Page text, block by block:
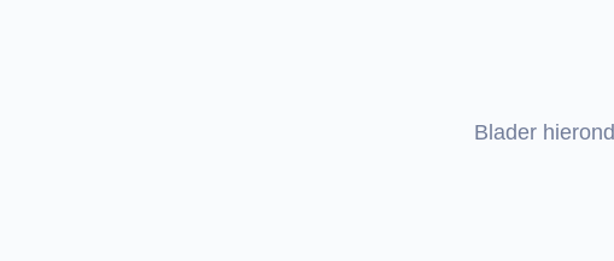
Blader